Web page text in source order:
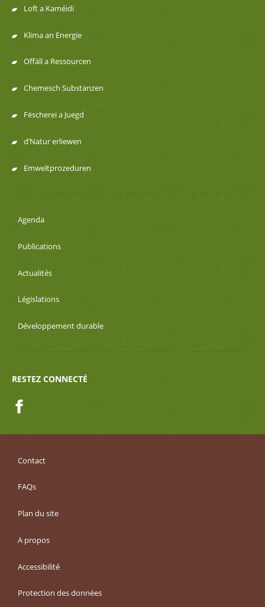
de
navigation
Loft a Kaméidi
Klima an Energie
Offäll a Ressourcen
Chemesch Substanzen
Fëscherei a Juegd
d’Natur erliewen
Emweltprozeduren
Agenda
Publications
Actualités
Législations
Développement durable
RESTEZ CONNECTÉ
Contact
FAQs
Plan du site
A propos
Accessibilité
Protection des données